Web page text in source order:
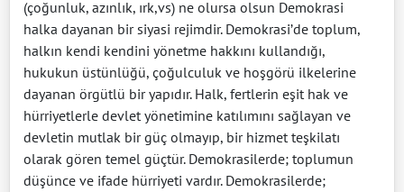
(çoğunluk, azınlık, ırk,vs) ne olursa olsun Demokrasi
halka dayanan bir siyasi rejimdir. Demokrasi’de toplum,
halkın kendi kendini yönetme hakkını kullandığı,
hukukun üstünlüğü, çoğulculuk ve hoşgörü ilkelerine
dayanan örgütlü bir yapıdır. Halk, fertlerin eşit hak ve
hürriyetlerle devlet yönetimine katılımını sağlayan ve
devletin mutlak bir güç olmayıp, bir hizmet teşkilatı
olarak gören temel güçtür. Demokrasilerde; toplumun
düşünce ve ifade hürriyeti vardır. Demokrasilerde;